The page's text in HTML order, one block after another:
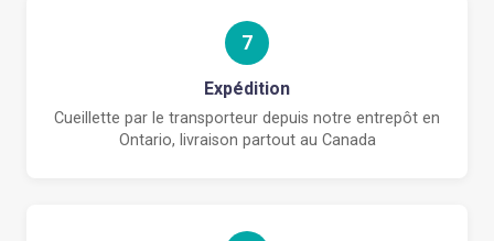
7
Expédition
Cueillette par le transporteur depuis notre entrepôt en
Ontario, livraison partout au Canada